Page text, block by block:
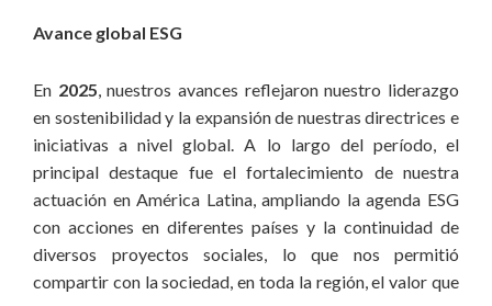
Avance global ESG
En 2025, nuestros avances reflejaron nuestro liderazgo
en sostenibilidad y la expansión de nuestras directrices e
iniciativas a nivel global. A lo largo del período, el
principal destaque fue el fortalecimiento de nuestra
actuación en América Latina, ampliando la agenda ESG
con acciones en diferentes países y la continuidad de
diversos proyectos sociales, lo que nos permitió
compartir con la sociedad, en toda la región, el valor que